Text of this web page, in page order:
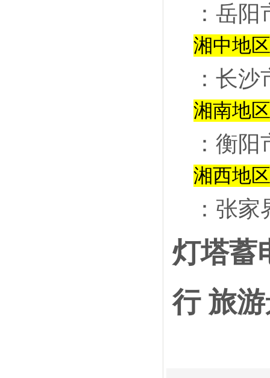
： 岳阳
湘中地区
： 长沙
湘南地区
： 衡阳
湘西地区
： 张家
灯塔蓄
行 旅